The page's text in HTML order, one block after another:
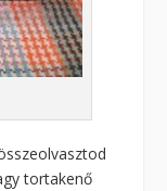
tortakenő